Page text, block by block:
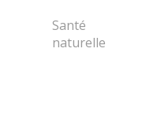
Santé
naturelle